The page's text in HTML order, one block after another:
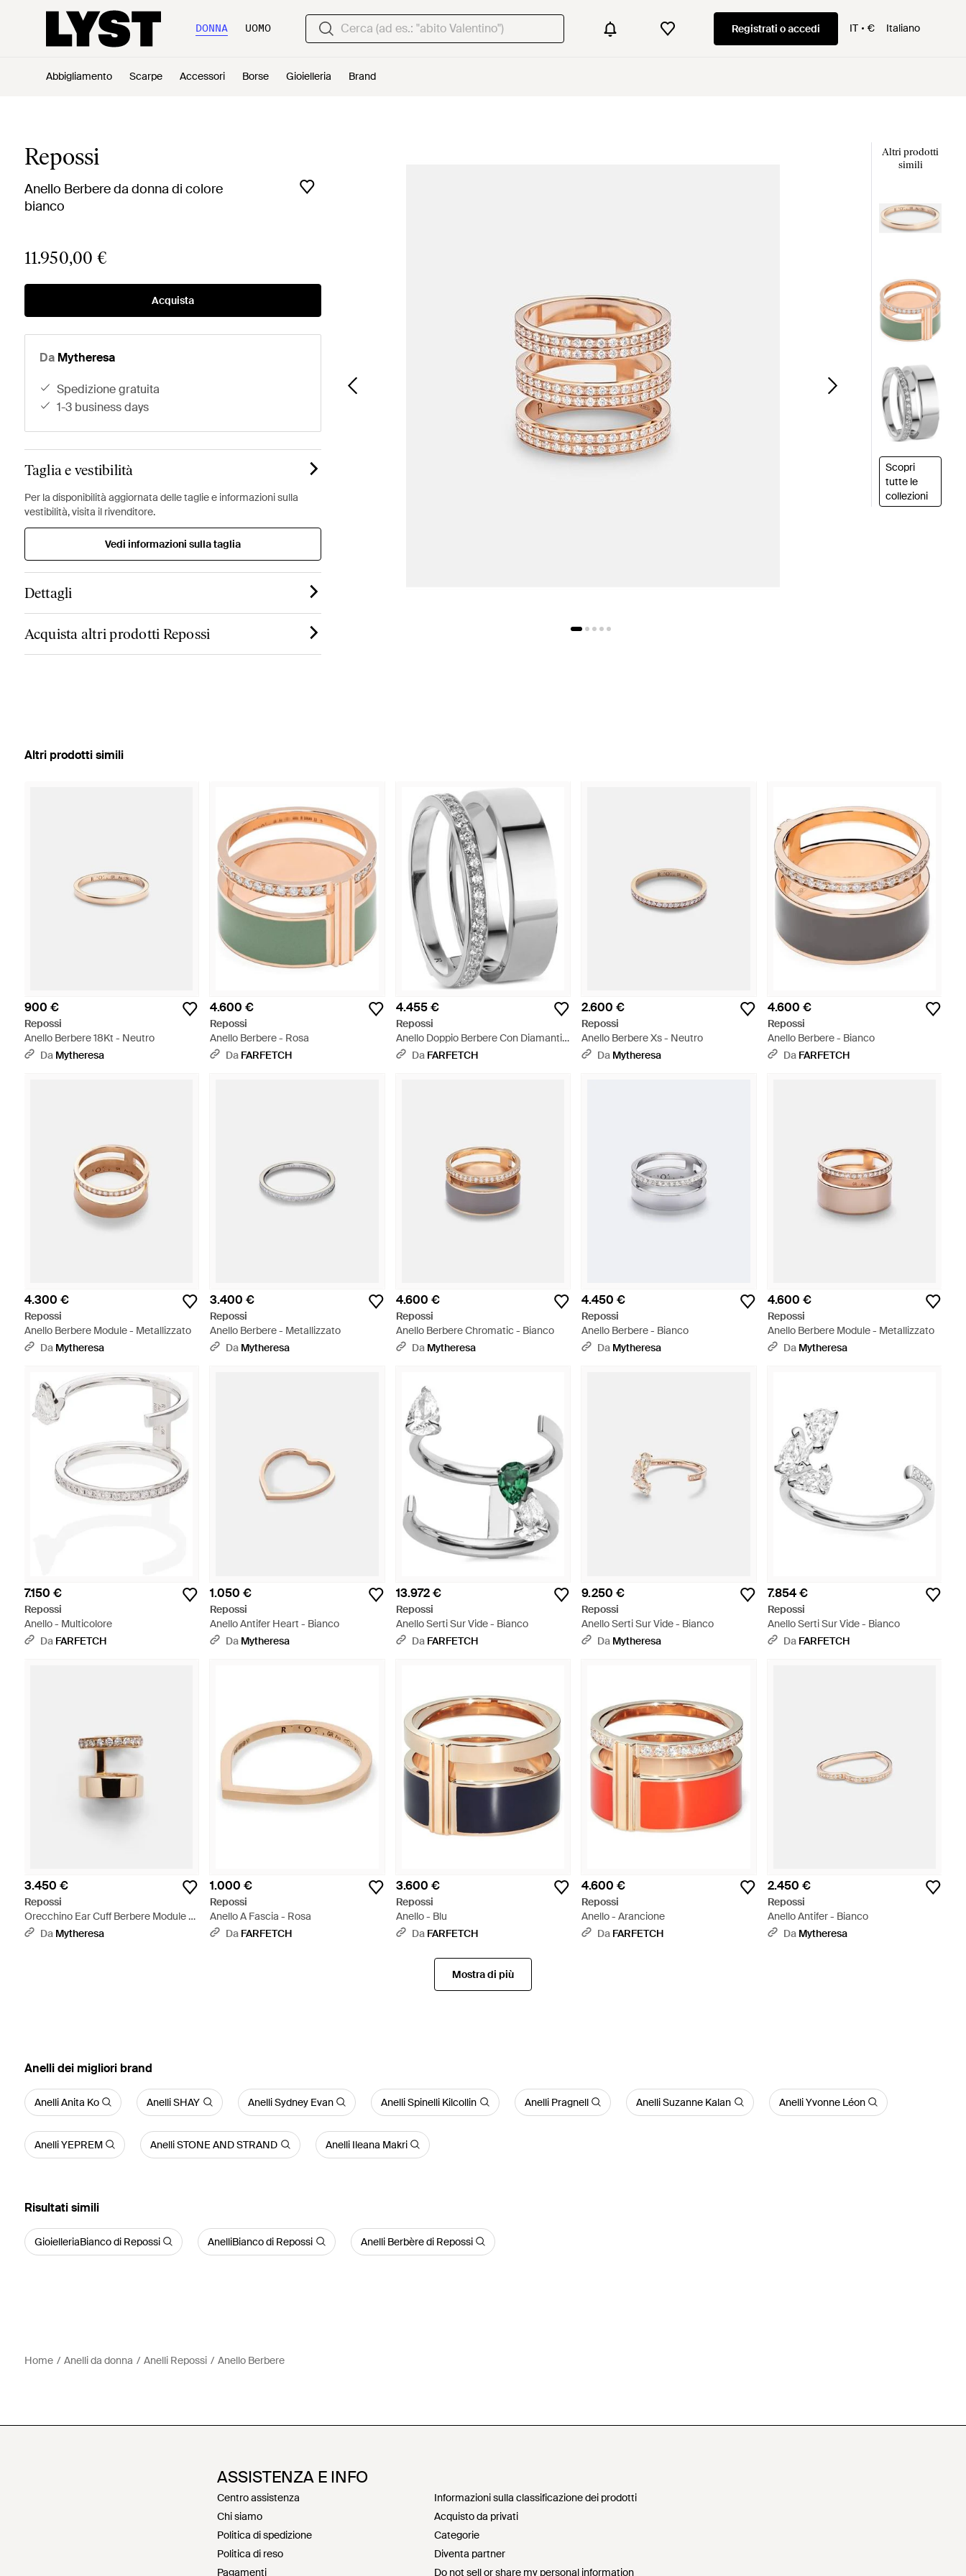
DONNA UOMO Registrati o accedi IT € Italiano
Abbigliamento Scarpe Accessori Borse Gioielleria Brand
Repossi
Anello Berbere da donna di colore
bianco
11.950,00 €
Acquista
Da Mytheresa
spedizione gratuita
1-3 business days
Taglia e vestibilità
Per la disponibilità aggiornata delle taglie e informazioni sulla
vestibilità, visita il rivenditore.
Vedi informazioni sulla taglia
Dettagli
Acquista altri prodotti Repossi
Altri prodotti
simili
Scopri
tutte le
collezioni
Altri prodotti simili
900 €
Repossi
Anello Berbere 18Kt - Neutro
Da Mytheresa
4.600 €
Repossi
Anello Berbere - Rosa
Da FARFETCH
4.455 €
Repossi
Anello Doppio Berbere Con Diamanti -
Grigio
Da FARFETCH
2.600 €
Repossi
Anello Berbere Xs - Neutro
Da Mytheresa
4.600 €
Repossi
Anello Berbere - Bianco
Da FARFETCH
4.300 €
Repossi
Anello Berbere Module - Metallizzato
Da Mytheresa
3.400 €
Repossi
Anello Berbere - Metallizzato
Da Mytheresa
4.600 €
Repossi
Anello Berbere Chromatic - Bianco
Da Mytheresa
4.450 €
Repossi
Anello Berbere - Bianco
Da Mytheresa
4.600 €
Repossi
Anello Berbere Module - Metallizzato
Da Mytheresa
7.150 €
Repossi
Anello - Multicolore
Da FARFETCH
1.050 €
Repossi
Anello Antifer Heart - Bianco
Da Mytheresa
13.972 €
Repossi
Anello Serti Sur Vide - Bianco
Da FARFETCH
9.250 €
Repossi
Anello Serti Sur Vide - Bianco
Da Mytheresa
7.854 €
Repossi
Anello Serti Sur Vide - Bianco
Da FARFETCH
3.450 €
Repossi
Orecchino Ear Cuff Berbere Module -
Neutro
Da Mytheresa
1.000 €
Repossi
Anello A Fascia - Rosa
Da FARFETCH
3.600 €
Repossi
Anello - Blu
Da FARFETCH
4.600 €
Repossi
Anello - Arancione
Da FARFETCH
2.450 €
Repossi
Anello Antifer - Bianco
Da Mytheresa
Mostra di più
‪Anelli‬ dei migliori brand
Anelli Anita Ko Anelli SHAY Anelli Sydney Evan Anelli Spinelli Kilcollin Anelli Pragnell Anelli Suzanne Kalan Anelli Yvonne Léon
Anelli YEPREM Anelli STONE AND STRAND Anelli Ileana Makri
Risultati simili
GioielleriaBianco di Repossi AnelliBianco di Repossi Anelli Berbère di Repossi
Home Anelli da donna Anelli Repossi Anello Berbere
ASSISTENZA E INFO
Centro assistenza
Chi siamo
Politica di spedizione
Politica di reso
Pagamenti
Informazioni sulla classificazione dei prodotti
Acquisto da privati
Categorie
Diventa partner
Do not sell or share my personal information